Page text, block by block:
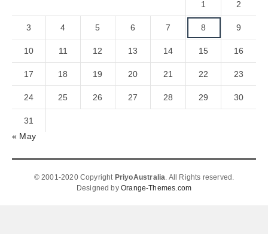
1 2
3 4 5 6 7 8 9
10 11 12 13 14 15 16
17 18 19 20 21 22 23
24 25 26 27 28 29 30
31
« May
© 2001-2020 Copyright PriyoAustralia. All Rights reserved.
Designed byOrange-Themes.com